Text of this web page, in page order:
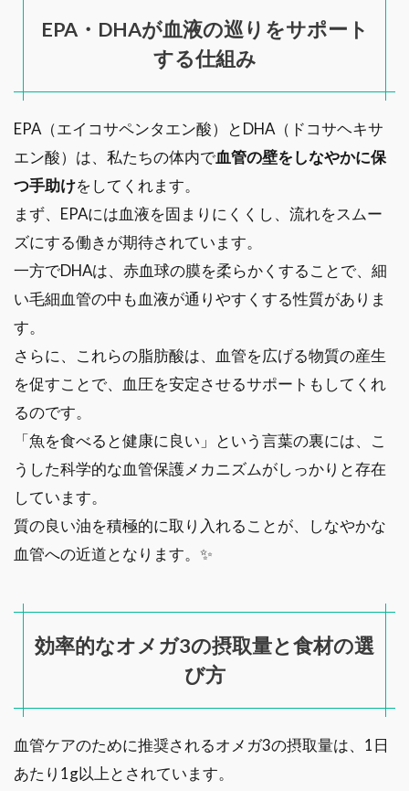
EPA・DHAが血液の巡りをサポート
する仕組み
EPA（エイコサペンタエン酸）とDHA（ドコサヘキサ
エン酸）は、私たちの体内で血管の壁をしなやかに保
つ手助けをしてくれます。
まず、EPAには血液を固まりにくくし、流れをスムー
ズにする働きが期待されています。
一方でDHAは、赤血球の膜を柔らかくすることで、細
い毛細血管の中も血液が通りやすくする性質がありま
す。
さらに、これらの脂肪酸は、血管を広げる物質の産生
を促すことで、血圧を安定させるサポートもしてくれ
るのです。
「魚を食べると健康に良い」という言葉の裏には、こ
うした科学的な血管保護メカニズムがしっかりと存在
しています。
質の良い油を積極的に取り入れることが、しなやかな
血管への近道となります。✨
効率的なオメガ3の摂取量と食材の選
び方
血管ケアのために推奨されるオメガ3の摂取量は、1日
あたり1g以上とされています。